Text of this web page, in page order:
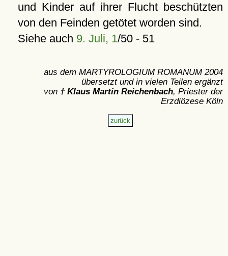
und Kinder auf ihrer Flucht beschützten
von den Feinden getötet worden sind.
Siehe auch 9. Juli, 1/50 - 51
aus dem MARTYROLOGIUM ROMANUM 2004
übersetzt und in vielen Teilen ergänzt
von † Klaus Martin Reichenbach, Priester der
Erzdiözese Köln